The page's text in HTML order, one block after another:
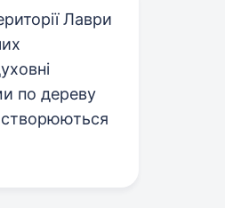
Лаври
по дереву
створюються